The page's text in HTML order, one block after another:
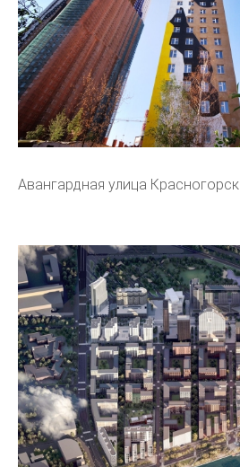
Авангардная улица Красногорск